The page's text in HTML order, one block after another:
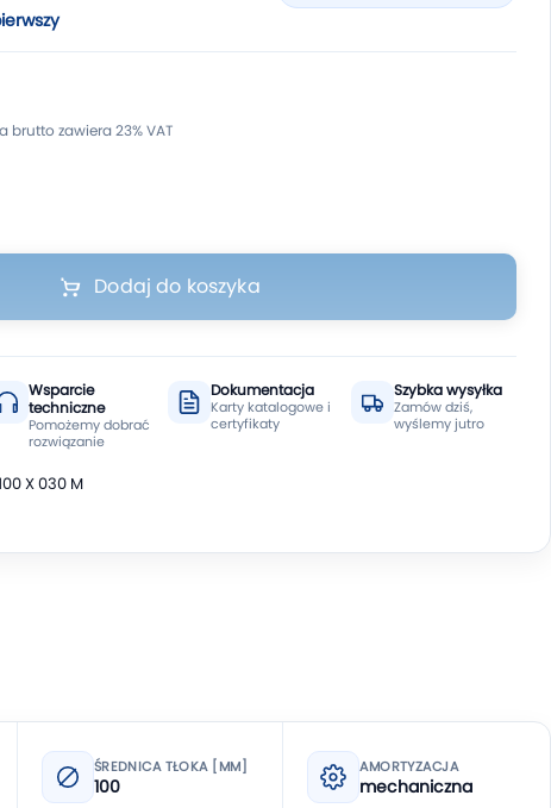
Dodaj do koszyka
Wsparcie
techniczne
Pomożemy dobrać
rozwiązanie
Dokumentacja
Karty katalogowe i
certyfikaty
Szybka wysyłka
Zamów dziś,
wyślemy jutro
X 030 M
ŚREDNICA TŁOKA [MM]
100
AMORTYZACJA
mechaniczna